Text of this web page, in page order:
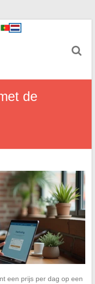
de
een prijs per dag op een